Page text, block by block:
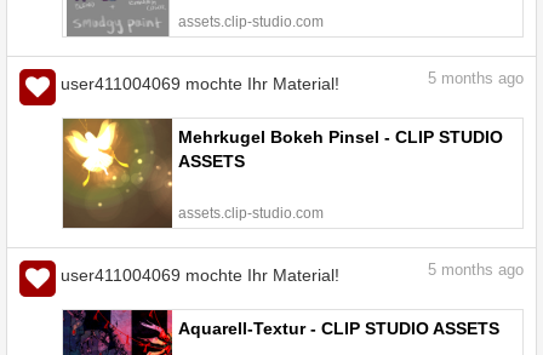
assets.clip-studio.com
user411004069 mochte Ihr Material! 5 months ago
Mehrkugel Bokeh Pinsel - CLIP STUDIO
ASSETS
assets.clip-studio.com
user411004069 mochte Ihr Material! 5 months ago
Aquarell-Textur - CLIP STUDIO ASSETS